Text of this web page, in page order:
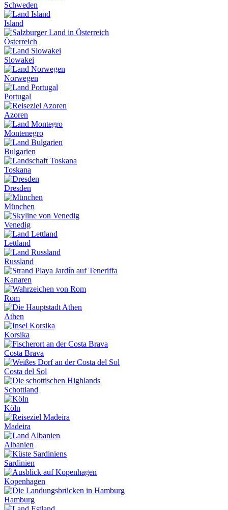
Schweden
Island
Österreich
Slowakei
Norwegen
Portugal
Azoren
Montenegro
Bulgarien
Toskana
Dresden
München
Venedig
Lettland
Russland
Kanaren
Rom
Athen
Korsika
Costa Brava
Costa del Sol
Schottland
Köln
Madeira
Albanien
Sardinien
Kopenhagen
Hamburg